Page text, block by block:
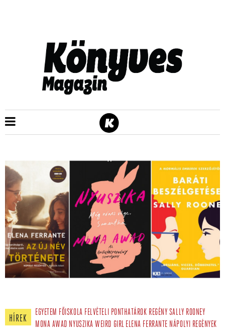
HÍREK
EGYETEM FŐISKOLA FELVÉTELI PONTHATÁROK REGÉNY SALLY ROONEY
MONA AWAD NYUSZIKA WEIRD GIRL ELENA FERRANTE NÁPOLYI REGÉNYEK